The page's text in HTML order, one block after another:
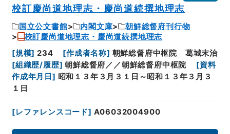
校訂慶尚道地理志・慶尚道続撰地理志
国立公文書館 内閣文庫
朝鮮総督府刊行物
校訂慶尚道地理志・慶尚道続撰地理志
[規模] 234 [作成者名称] 朝鮮総督府中枢院 葛城末治
[組織歴/履歴] 朝鮮総督府／／朝鮮総督府中枢院 [資料
作成年月日 ] 昭和１３年３月３１日～昭和１３年３月３
１日
[レファレンスコード] A06032004900